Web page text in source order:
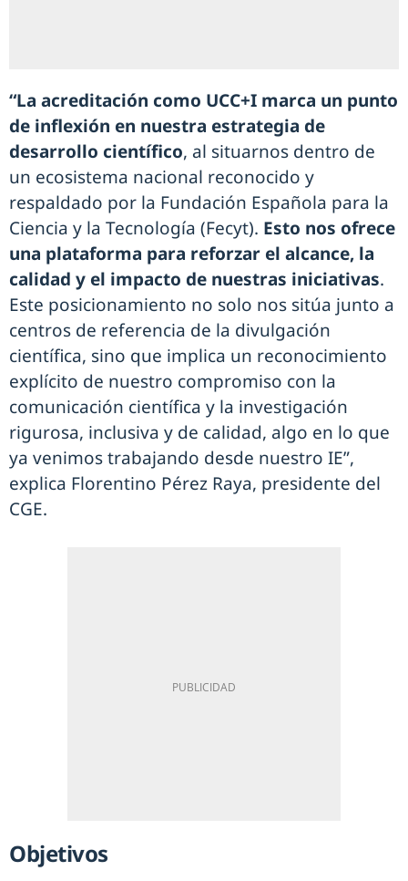
“La acreditación como UCC+I marca un punto
de inflexión en nuestra estrategia de
desarrollo científico, al situarnos dentro de
un ecosistema nacional reconocido y
respaldado por la Fundación Española para la
Ciencia y la Tecnología (Fecyt). Esto nos ofrece
una plataforma para reforzar el alcance, la
calidad y el impacto de nuestras iniciativas.
Este posicionamiento no solo nos sitúa junto a
centros de referencia de la divulgación
científica, sino que implica un reconocimiento
explícito de nuestro compromiso con la
comunicación científica y la investigación
rigurosa, inclusiva y de calidad, algo en lo que
ya venimos trabajando desde nuestro IE”,
explica Florentino Pérez Raya, presidente del
CGE.
Objetivos